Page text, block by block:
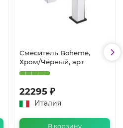
Смеситель Boheme,
Хром/Чёрный, арт
22295 ₽
Италия
В корзину